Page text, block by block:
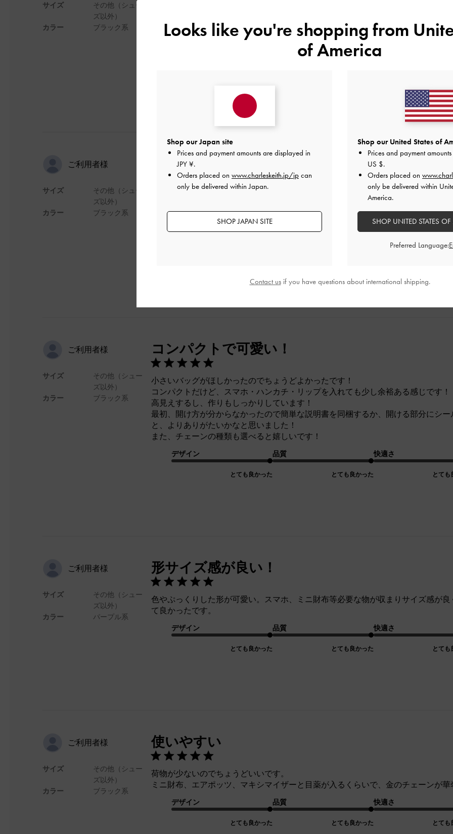
サイズ
カラー
その他（シュー
ズ以外）
ブラック系
少し小さめのサイズですが、ミニ財布、キーケース、リップ、AirPodsは入ります
使えます！
小さめなので、ファッションの邪魔をせず、それでいて存在感があるのでいろんな
快適さ
ご利用者様
サイズ
カラー
その他（シュー
ズ以外）
ブラック系
かわいい！
チャックが大きく開かないので小銭は出しにくそうですが、可愛いのでよしです！
ご利用者様
サイズ
カラー
その他（シュー
ズ以外）
ブラック系
コンパクトで可愛い！
小さいバッグがほしかったのでちょうどよかったです！
コンパクトだけど、スマホ・ハンカチ・リップを入れても少し余裕ある感じです！
高見えするし、作りもしっかりしています！
最初、開け方が分からなかったので簡単な説明書を同梱するか、開ける部分にシ
と、よりありがたいかなと思いました！
また、チェーンの種類も選べると嬉しいです！
デザイン
とても良かった
品質
とても良かった
快適さ
とても
ご利用者様
サイズ
カラー
その他（シュー
ズ以外）
パープル系
形サイズ感が良い！
色やぷっくりした形が可愛い。スマホ、ミニ財布等必要な物が収まりサイズ感が
て良かったです。
デザイン
とても良かった
品質
とても良かった
快適さ
とても
ご利用者様
サイズ
カラー
その他（シュー
ズ以外）
ブラック系
使いやすい
荷物が少ないのでちょうどいいです。
ミニ財布、エアポッツ、マキシマイザーと目薬が入るくらいで、金のチェーンが華
デザイン
とても良かった
品質
とても良かった
快適さ
とても
Looks like you're shopping from
of America
Shop our Japan site
Prices and payment amounts are displayed in
JPY ¥.
Orders placed on www.charleskeith.jp/jp can
only be delivered within Japan.
SHOP JAPAN SITE
Shop our United States of
Prices and payment
US $.
Orders placed on
only be delivered within
America.
SHOP UNITED STATES
Preferred Language:
Contact usif you have questions about international shipping.